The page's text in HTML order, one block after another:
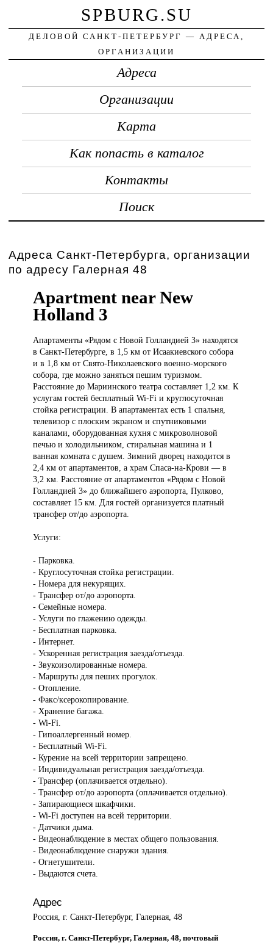
SPBURG.SU
ДЕЛОВОЙ САНКТ-ПЕТЕРБУРГ — АДРЕСА,
ОРГАНИЗАЦИИ
Адреса
Организации
Карта
Как попасть в каталог
Контакты
Поиск
Адреса Санкт-Петербурга, организации
по адресу Галерная 48
Apartment near New
Holland 3
Апартаменты «Рядомс Новой Голландией 3» находятся
в Санкт-Петербурге, в 1,5 км от Исаакиевского собора
и в 1,8 км от Свято-Николаевского военно-морского
собора, где можно заняться пешим туризмом.
Расстояние до Мариинского театра составляет 1,2 км. К
услугам гостей бесплатный Wi-Fi и круглосуточная
стойка регистрации. В апартаментах есть 1 спальня,
телевизор с плоским экраном и спутниковыми
каналами, оборудованная кухня с микроволновой
печью и холодильником, стиральная машина и 1
ванная комната с душем. Зимний дворец находится в
2,4 км от апартаментов, а храм Спаса-на-Крови — в
3,2 км. Расстояние от апартаментов «Рядом с Новой
Голландией 3» до ближайшего аэропорта, Пулково,
составляет 15 км. Для гостей организуется платный
трансфер от/до аэропорта.
Услуги:
- Парковка.
- Круглосуточная стойка регистрации.
- Номера для некурящих.
- Трансфер от/до аэропорта.
- Семейные номера.
- Услуги по глажению одежды.
- Бесплатная парковка.
- Интернет.
- Ускоренная регистрация заезда/отъезда.
- Звукоизолированные номера.
- Маршруты для пеших прогулок.
- Отопление.
- Факс/ксерокопирование.
- Хранение багажа.
- Wi-Fi.
- Гипоаллергенный номер.
- Бесплатный Wi-Fi.
- Курение на всей территории запрещено.
- Индивидуальная регистрация заезда/отъезда.
- Трансфер (оплачивается отдельно).
- Трансфер от/до аэропорта (оплачивается отдельно).
- Запирающиеся шкафчики.
- Wi-Fi доступен на всей территории.
- Датчики дыма.
- Видеонаблюдение в местах общего пользования.
- Видеонаблюдение снаружи здания.
- Огнетушители.
- Выдаются счета.
Адрес
Россия, г. Санкт-Петербург, Галерная, 48
Россия, г. Санкт-Петербург, Галерная, 48, почтовый